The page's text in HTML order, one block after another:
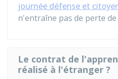
journée défense et
n'entraîne pas de perte de
Le contrat de
réalisé à l'étranger ?